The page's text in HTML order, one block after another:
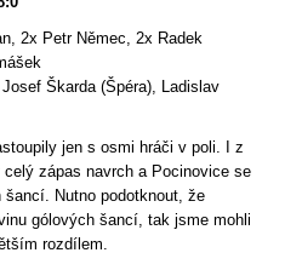
2x Petr Němec, 2x Radek
Škarda (Špéra), Ladislav
jen s osmi hráči v poli. I z
zápas navrch a Pocinovice se
Nutno podotknout, že
gólových šancí, tak jsme mohli
rozdílem.